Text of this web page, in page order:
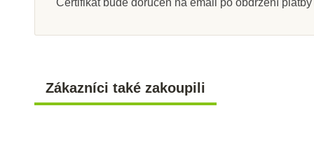
Certifikát bude doručen na email po obdržení
Zákazníci také zakoupili